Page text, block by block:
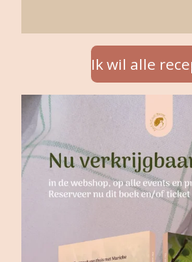
Ik wil alle